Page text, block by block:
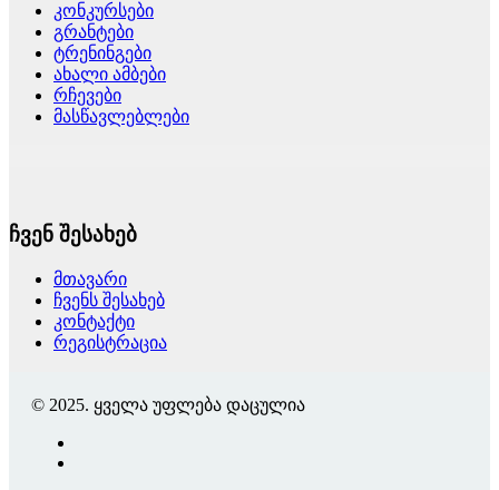
კონკურსები
გრანტები
ტრენინგები
ახალი ამბები
რჩევები
მასწავლებლები
ჩვენ შესახებ
მთავარი
ჩვენს შესახებ
კონტაქტი
რეგისტრაცია
© 2025. ყველა უფლება დაცულია